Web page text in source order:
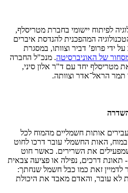
לפיתוח יישומי בחברת מטריסלף,
על בסיס הטכנולוגיה המהפכנית להנדסת איברים
ידי פרופ’ דביר וצוותו, במסגרת
של האוניברסיטה. מנכ"ל החברה
מטריסלף יחד עם ד"ר אלון סיני,
תמר הראל־אדר וצוותה.
אותות חשמליים מהמוח לכל
האות החשמלי עובר דרכו לחוט
את השרירים. כאשר חוט
דרכים, נפילה או פציעה צבאית
זאת כמו כבל חשמל שנחתך:
לא עובר, והאדם מאבד את היכולת